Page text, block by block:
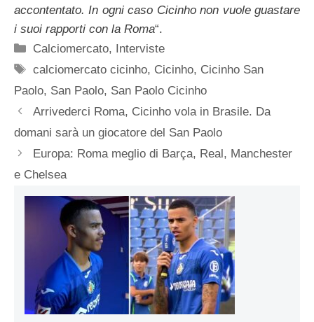
accontentato. In ogni caso Cicinho non vuole guastare
i suoi rapporti con la Roma“.
Categorie
Calciomercato,
Interviste
Tag
calciomercato cicinho, Cicinho, Cicinho San
Paolo, San Paolo, San Paolo Cicinho
Arrivederci Roma, Cicinho vola in Brasile. Da
domani sarà un giocatore del San Paolo
Europa: Roma meglio di Barça, Real, Manchester
e Chelsea